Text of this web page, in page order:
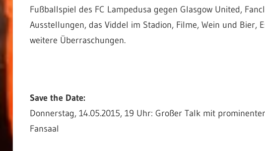
Fußballspiel des FC Lampedusa gegen Glasgow United,
Ausstellungen, das Viddel im Stadion, Filme, Wein und Bier,
weitere Überraschungen.
Save the Date:
Donnerstag, 14.05.2015, 19 Uhr: Großer Talk mit
Fansaal